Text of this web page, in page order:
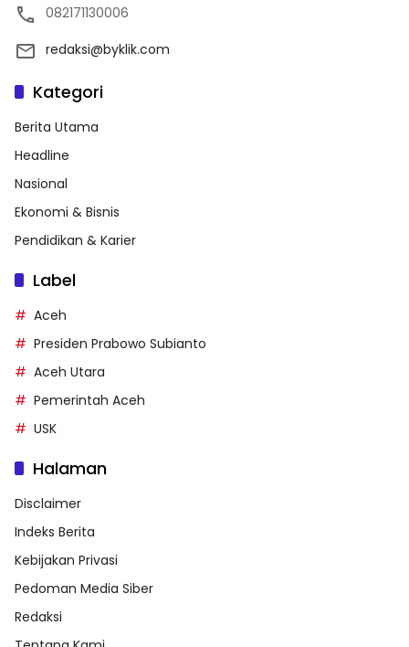
082171130006
redaksi@byklik.com
Kategori
Berita Utama
Headline
Nasional
Ekonomi & Bisnis
Pendidikan & Karier
Label
Aceh
Presiden Prabowo Subianto
Aceh Utara
Pemerintah Aceh
USK
Halaman
Disclaimer
Indeks Berita
Kebijakan Privasi
Pedoman Media Siber
Redaksi